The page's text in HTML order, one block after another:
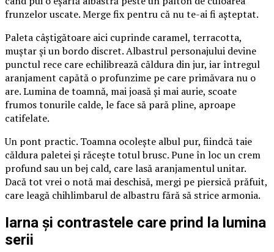
frunzelor uscate. Merge fix pentru că nu te-ai fi așteptat.
Paleta câștigătoare aici cuprinde caramel, terracotta,
muștar și un bordo discret. Albastrul personajului devine
punctul rece care echilibrează căldura din jur, iar întregul
aranjament capătă o profunzime pe care primăvara nu o
are. Lumina de toamnă, mai joasă și mai aurie, scoate
frumos tonurile calde, le face să pară pline, aproape
catifelate.
Un pont practic. Toamna ocolește albul pur, fiindcă taie
căldura paletei și răcește totul brusc. Pune în loc un crem
profund sau un bej cald, care lasă aranjamentul unitar.
Dacă tot vrei o notă mai deschisă, mergi pe piersică prăfuit,
care leagă chihlimbarul de albastru fără să strice armonia.
Iarna și contrastele care prind la lumina
serii